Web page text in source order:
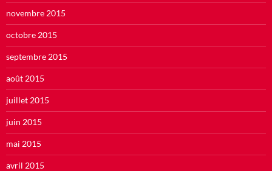
novembre 2015
octobre 2015
septembre 2015
août 2015
juillet 2015
juin 2015
mai 2015
avril 2015